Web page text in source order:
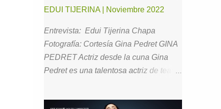
EDUI TIJERINA | Noviembre 2022
Entrevista: Edui Tijerina Chapa
Fotografía: Cortesía Gina Pedret GINA
PEDRET Actriz desde la cuna Gina
Pedret es una talentosa actriz de teatro,